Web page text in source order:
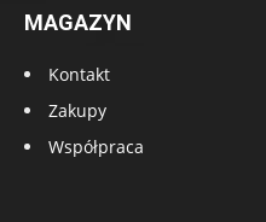
MAGAZYN
Kontakt
Zakupy
Współpraca